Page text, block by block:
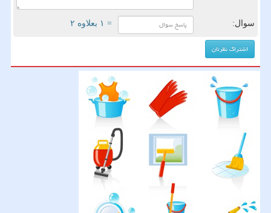
سوال: = ۱ بعلاوه ۲